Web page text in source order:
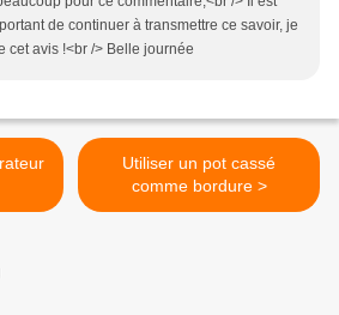
de continuer à transmettre ce savoir, je
cet avis !<br /> Belle journée
Utiliser un pot cassé
comme bordure >